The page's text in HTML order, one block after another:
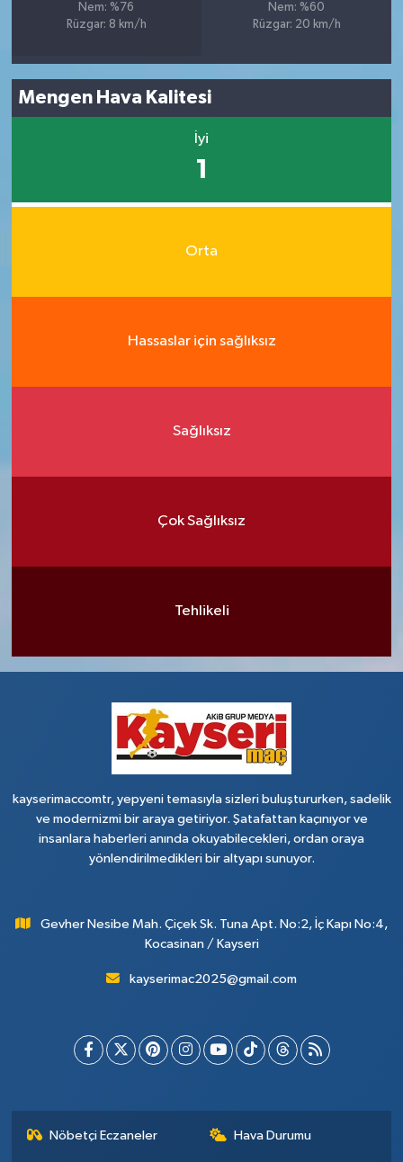
Nem: %76
Rüzgar: 8 km/h
Nem: %60
Rüzgar: 20 km/h
Mengen Hava Kalitesi
İyi
1
Orta
Hassaslar için sağlıksız
Sağlıksız
Çok Sağlıksız
Tehlikeli
kayserimaccomtr, yepyeni temasıyla sizleri buluştururken, sadelik
ve modernizmi bir araya getiriyor. Şatafattan kaçınıyor ve
insanlara haberleri anında okuyabilecekleri, ordan oraya
yönlendirilmedikleri bir altyapı sunuyor.
Gevher Nesibe Mah. Çiçek Sk. Tuna Apt. No:2, İç Kapı No:4,
Kocasinan / Kayseri
kayserimac2025@gmail.com
Nöbetçi Eczaneler Hava Durumu